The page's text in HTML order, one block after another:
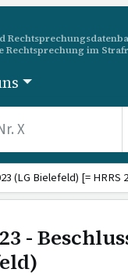
im
(LG Bielefeld) [= HRRS
-